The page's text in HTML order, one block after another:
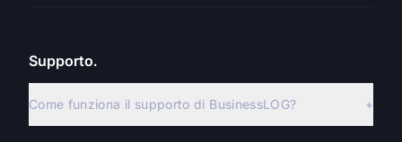
Supporto.
Come funziona il supporto di BusinessLOG? +